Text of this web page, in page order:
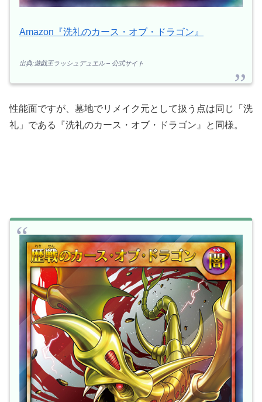
Amazon『洗礼のカース・オブ・ドラゴン』
出典:遊戯王ラッシュデュエル – 公式サイト
性能面ですが、墓地でリメイク元として扱う点は同じ「洗
礼」である『洗礼のカース・オブ・ドラゴン』と同様。